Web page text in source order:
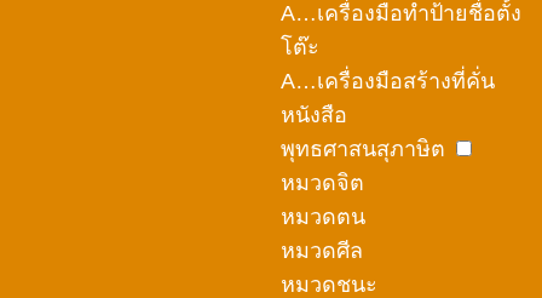
A…เครื่องมือทำป้ายชื่อตั้ง
โต๊ะ
A…เครื่องมือสร้างที่คั่น
หนังสือ
พุทธศาสนสุภาษิต
หมวดจิต
หมวดตน
หมวดศีล
หมวดชนะ